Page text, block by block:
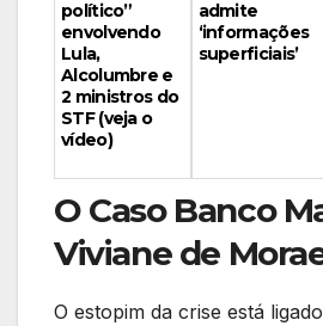
político”
envolvendo
Lula,
Alcolumbre e
2 ministros do
STF (veja o
vídeo)
admite
‘informações
superficiais’
O Caso Banco
Viviane de
O estopim da crise está